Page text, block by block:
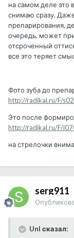
на самом деле это
снимаю сразу.
препарирования,
очередь, может
отсроченный
все это теряет
Фото зуба до
http://radikal.ru/F/
Это после
http://radikal.ru/F/
на стрелочки
serg911
UnI сказал: